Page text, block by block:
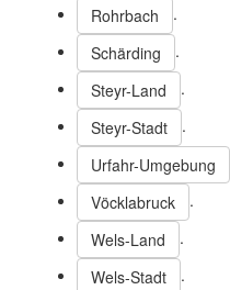
Rohrbach
.
Schärding
.
Steyr-Land
.
Steyr-Stadt
.
Urfahr-Umgebung
Vöcklabruck
.
Wels-Land
.
Wels-Stadt
.